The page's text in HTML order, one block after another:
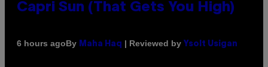
Capri Sun (That Gets You High)
6 hours agoBy Maha Haq | Reviewed by Ysolt Usigan